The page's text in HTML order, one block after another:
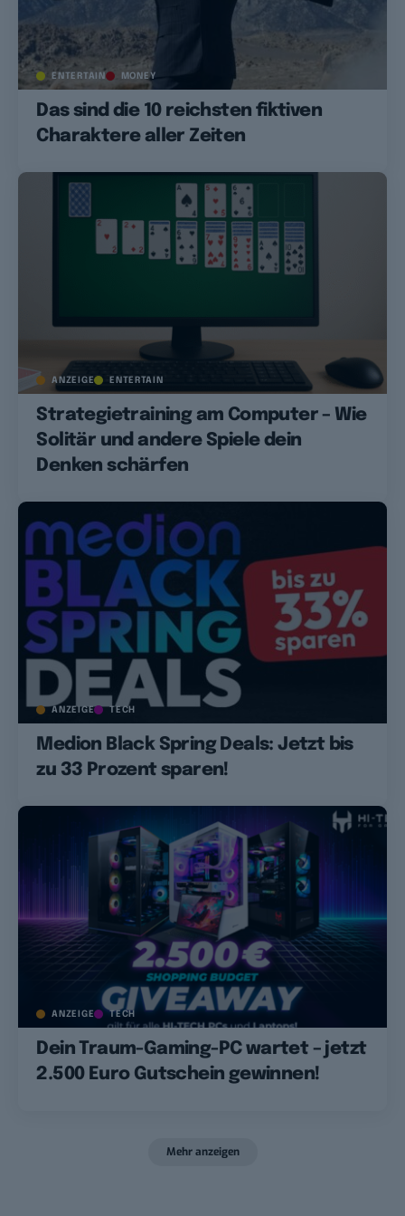
ENTERTAIN MONEY
Das sind die 10 reichsten fiktiven
Charaktere aller Zeiten
ANZEIGE ENTERTAIN
Strategietraining am Computer – Wie
Solitär und andere Spiele dein
Denken schärfen
ANZEIGE TECH
Medion Black Spring Deals: Jetzt bis
zu 33 Prozent sparen!
ANZEIGE TECH
Dein Traum-Gaming-PC wartet – jetzt
2.500 Euro Gutschein gewinnen!
Mehr anzeigen